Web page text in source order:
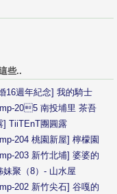
些..
16週年紀念] 我的騎士
205 南投埔里 茶吾
] TiiTEnT團圓露
204 桃園新屋] 檸檬園
203 新竹北埔] 婆婆的
妹聚（8）- 山水屋
202 新竹尖石] 谷嘎的